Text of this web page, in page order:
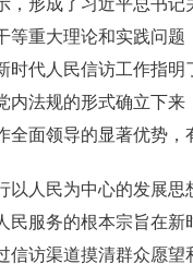
，形成了习近平总书
等重大理论和实践问
时代人民信访工作指
内法规的形式确立下
全面领导的显著优势
人民为中心的发展思
民服务的根本宗旨在
信访渠道摸清群众愿